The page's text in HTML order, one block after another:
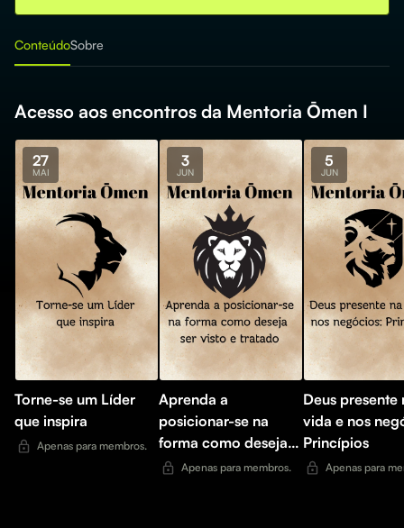
ConteúdoSobre
Acesso aos encontros da Mentoria Ōmen I
27
MAI
Torne-se um Líder
que inspira
Apenas para membros.
3
JUN
Aprenda a
posicionar-se na
forma como deseja
ser visto e tratado
Apenas para membros.
5
JUN
Deus presente
vida e nos
Princípios
Apenas para